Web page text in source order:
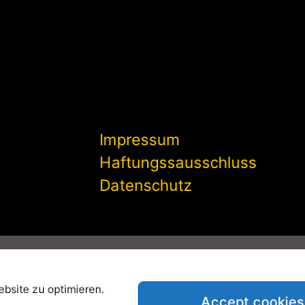
zu optimieren.
Accept cookies
Impressum
Haftungssausschluss
Datenschutz